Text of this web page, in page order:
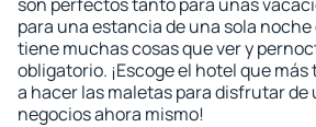
para una estancia de una sola
tiene muchas cosas que ver y
obligatorio. ¡Escoge el hotel que
a hacer las maletas para disfrutar de
negocios ahora mismo!